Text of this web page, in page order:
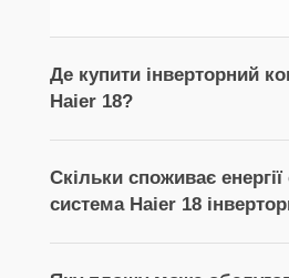
Де купити інверторний
Haier 18?
Купити інверторний
безкоштовною доставкою по
Скільки споживає енергії
система Haier 18